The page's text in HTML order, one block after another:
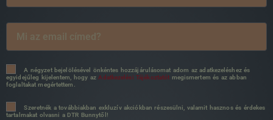
A négyzet bejelölésével önkéntes hozzájárulásomat adom az adatkezeléshez és
egyidejűleg kijelentem, hogy azAdatkezelési Tájékoztatót megismertem és az abban
foglaltakat megértettem.
Szeretnék a továbbiakban exkluzív akciókban részesülni, valamit hasznos és érdekes
tartalmakat olvasni a DTR Bunnytől!